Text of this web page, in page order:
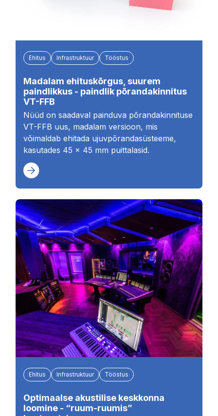
Ehitus Infrastruktuur Tööstus
Madalam ehituskõrgus, suurem
paindlikkus - paindlik põrandakinnitus
VT-FFB
Nüüd on saadaval painduva põrandakinnituse
VT-FFB uus, madalam versioon, mis
võimaldab ehitada ujuvpõrandasüsteeme,
kasutades 45 × 45 mm puittalasid.
Ehitus Infrastruktuur Tööstus
Optimaalse akustilise keskkonna
loomine - “ruum-ruumis”